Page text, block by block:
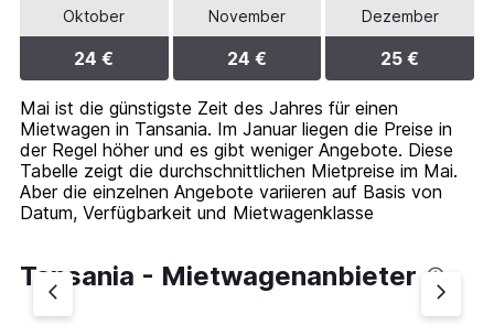
Oktober
24 €
November
24 €
Dezember
25 €
Mai ist die günstigste Zeit des Jahres für einen
Mietwagen in Tansania. Im Januar liegen die Preise in
der Regel höher und es gibt weniger Angebote. Diese
Tabelle zeigt die durchschnittlichen Mietpreise im Mai.
Aber die einzelnen Angebote variieren auf Basis von
Datum, Verfügbarkeit und Mietwagenklasse
Tansania - Mietwagenanbieter